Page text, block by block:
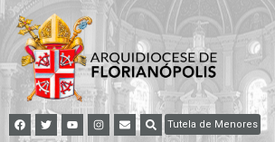
Tutela de Menores